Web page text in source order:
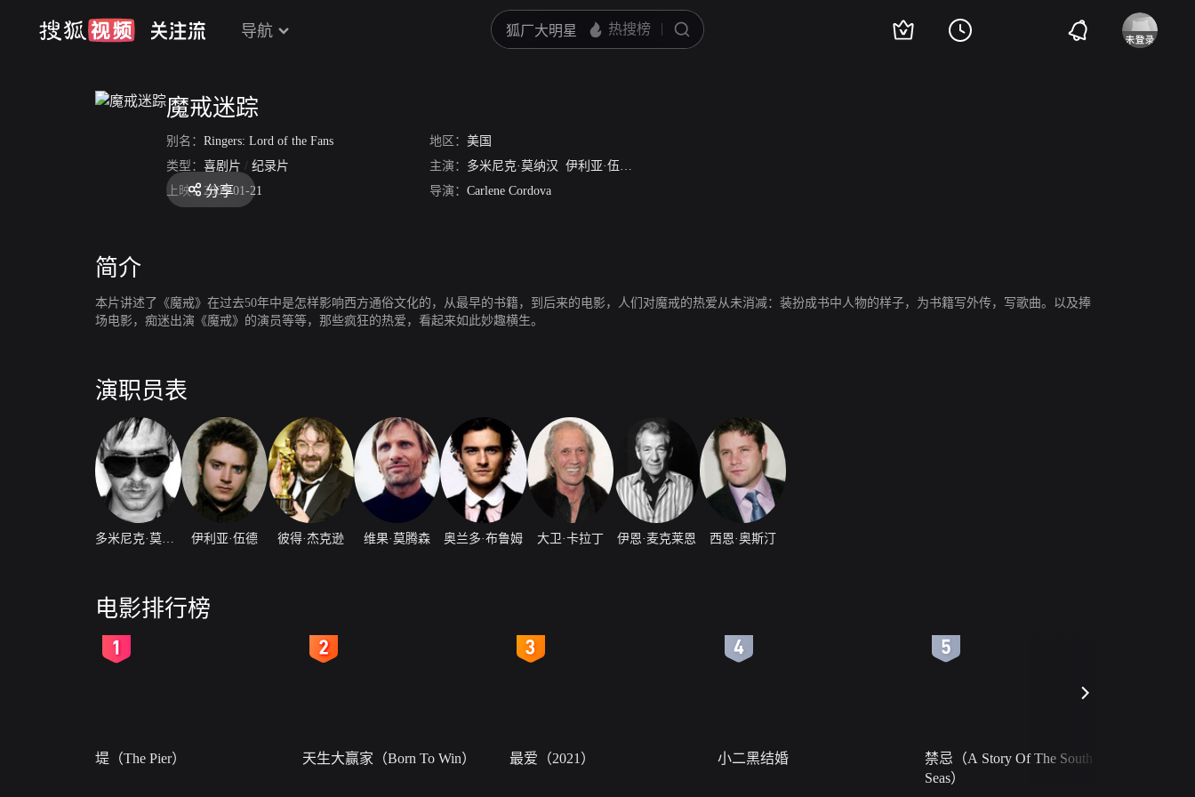
导航
魔戒迷踪
别名： Ringers: Lord of the Fans 地区： 美国
类型： 喜剧片 / 纪录片 主演： 多米尼克·莫纳汉 伊利亚·伍德
上映： 2005-01-21 导演： Carlene Cordova
分享
简介
本片讲述了《魔戒》在过去50年中是怎样影响西方通俗文化的，从最早的书籍，到后来的电影，人们对魔戒的热爱从未消减：装扮成书中人物的样子，为书籍写外传，写歌曲。以及捧
场电影，痴迷出演《魔戒》的演员等等，那些疯狂的热爱，看起来如此妙趣横生。
演职员表
伊利亚·伍德 彼得·杰克逊 维果·莫腾森 奥兰多·布鲁姆 大卫·卡拉丁 伊恩·麦克莱恩 西恩·奥斯汀
电影排行榜
堤（The Pier） 天生大赢家（Born To Win） 最爱（2021） 小二黑结婚
禁忌（A Story Of The South
Seas）